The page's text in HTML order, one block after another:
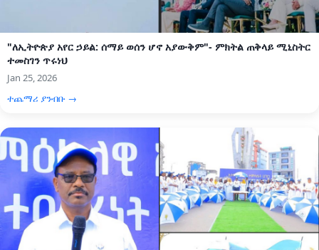
"ለኢትዮጵያ አየር ኃይል: ሰማይ ወሰን ሆኖ አያውቅም"- ምክትል ጠቅላይ ሚኒስትር
ተመስገን ጥሩነህ
Jan 25, 2026
ተጨማሪ ያንብቡ →